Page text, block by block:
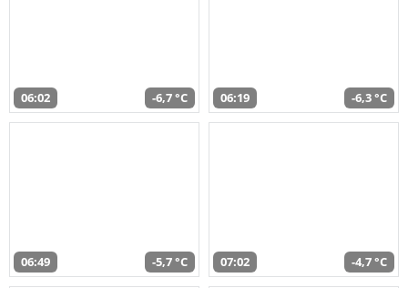
06:02 -6,7 °C 06:19 -6,3 °C
06:49 -5,7 °C 07:02 -4,7 °C